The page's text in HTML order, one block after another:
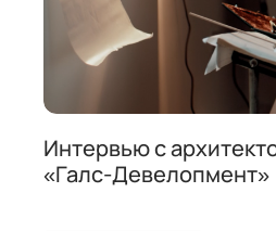
Интервью с
«Галс-Девелопмент»